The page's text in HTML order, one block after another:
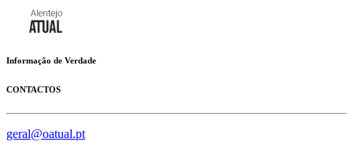
Informação de Verdade
CONTACTOS
geral@oatual.pt